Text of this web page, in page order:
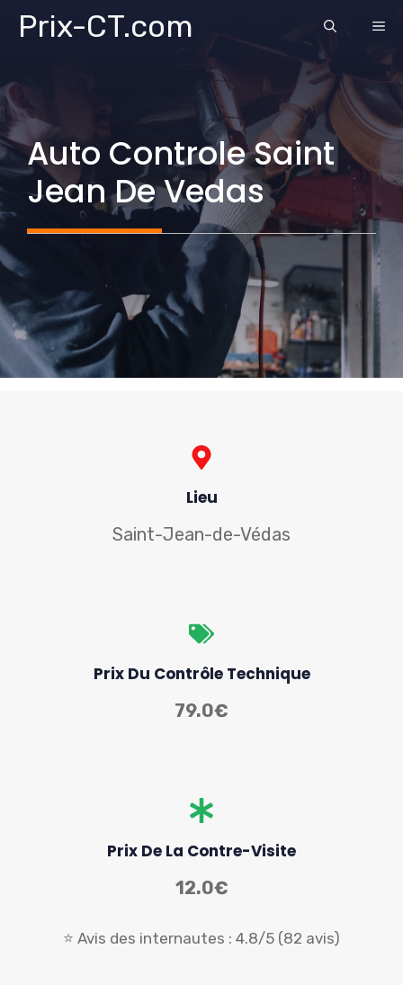
AllerPrix-CT.com
Auto Controle Saint
Jean De Vedas
Lieu
Saint-Jean-de-Védas
Prix Du Contrôle Technique
79.0€
Prix De La Contre-Visite
12.0€
⭐ Avis des internautes : 4.8/5 (82 avis)